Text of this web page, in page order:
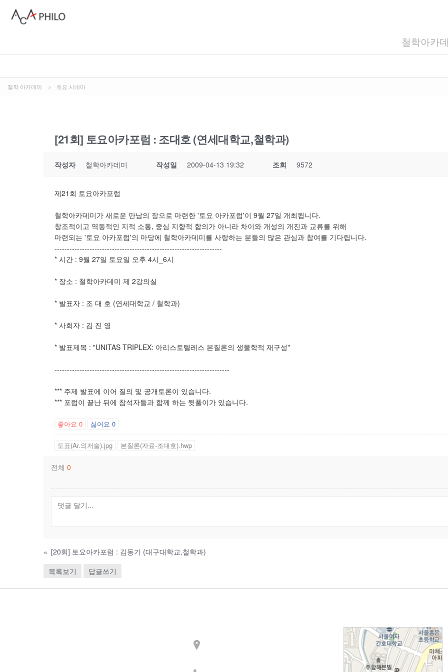
철학아카
철학 아카데미 > 토요 시네마
[21회] 토요아카포럼 : 조대호 (연세대학교,철학과)
작성자 철학아카데미 작성일 2009-04-13 19:32 조회 9572
제21회 토요아카포럼
철학아카데미가 새로운 만남의 장으로 마련한 '토요 아카포럼'이 9월 27일 개최됩니다.
창조적이고 역동적인 지적 소통, 중심 지향적 합의가 아니라 차이와 개성의 개진과 교류를 위해
마련되는 '토요 아카포럼'의 마당에 철학아카데미를 사랑하는 분들의 많은 관심과 참여를 기다립니다.
-------------------------------------------------------------------
* 시간 : 9월 27일 토요일 오후 4시_6시
* 장소 : 철학아카데미 제 2강의실
* 발표자 : 조 대 호 (연세대학교 / 철학과)
* 사회자 : 김 진 영
* 발표제목 : "UNITAS TRIPLEX: 아리스토텔레스 본질론의 생물학적 재구성"
----------------------------------------------------------------------
*** 주제 발표에 이어 질의 및 공개토론이 있습니다.
*** 포럼이 끝난 뒤에 참석자들과 함께 하는 뒷풀이가 있습니다.
좋아요 0 싫어요 0
도표(Ar.의저술).jpg 본질론(자료-조대호).hwp
전체 0
« [20회] 토요아카포럼 : 김동기 (대구대학교,철학과)
목록보기
답글쓰기